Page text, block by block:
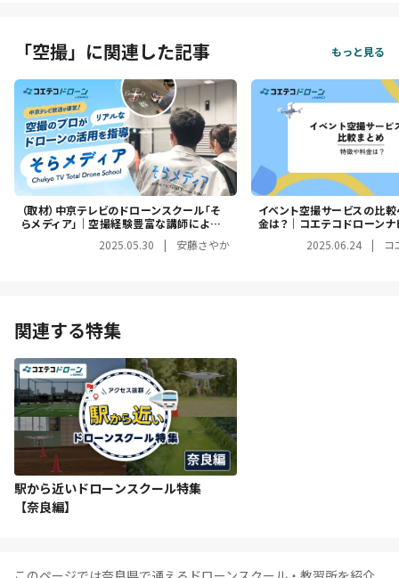
「空撮」に関連した記事 もっと見る
（取材）中京テレビのドローンスクール「そ
らメディア」｜空撮経験豊富な講師による
実践的な指導が魅力！中京テレビ放送のス
2025.05.30 | 安藤さやか
イベント空撮サービスの比較
金は？｜コエテコドローンナ
2025.06.24
| コ
関連する特集
駅から近いドローンスクール特集
【奈良編】